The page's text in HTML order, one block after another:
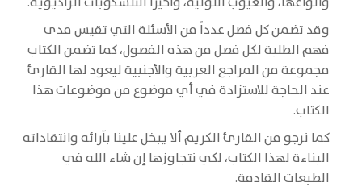
وقد تضمن كل فصل عدداً من الأسئلة التي تقيس مدى
فهم الطلبة لكل فصل من هذه الفصول، كما تضمن الكتاب
مجموعة من المراجع العربية والأجنبية ليعود لها القارئ
عند الحاجة للاستزادة في أي موضوع من موضوعات هذا
الكتاب.
كما نرجو من القارئ الكريم ألا يبخل علينا بآرائه وانتقاداته
البناءة لهذا الكتاب، لكي نتجاوزها إن شاء الله في
الطبعات القادمة.